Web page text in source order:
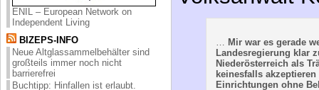
ENIL – European Network on
Independent Living
BIZEPS-INFO
Neue Altglassammelbehälter sind
großteils immer noch nicht
barrierefrei
Buchtipp: Hinfallen ist erlaubt.
Mir war es gerade
Landesregierung klar
Niederösterreich als
keinesfalls
Einrichtungen ohne